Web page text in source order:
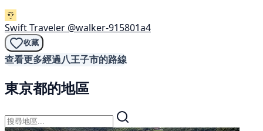
Swift Traveler @walker-915801a4
收藏
查看更多經過八王子市的路線
東京都的地區